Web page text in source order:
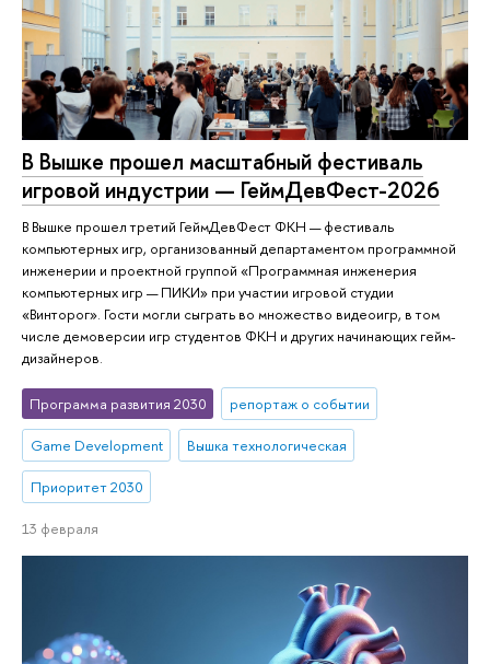
В Вышке прошел масштабный фестиваль
игровой индустрии — ГеймДевФест-2026
В Вышке прошел третий ГеймДевФест ФКН — фестиваль
компьютерных игр, организованный департаментом программной
инженерии и проектной группой «Программная инженерия
компьютерных игр — ПИКИ» при участии игровой студии
«Винторог». Гости могли сыграть во множество видеоигр, в том
числе демоверсии игр студентов ФКН и других начинающих гейм-
дизайнеров.
Программа развития 2030 репортаж о событии
Game Development Вышка технологическая
Приоритет 2030
13 февраля